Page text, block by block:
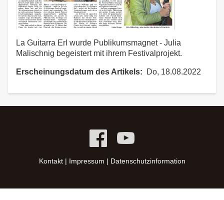
La Guitarra Erl wurde Publikumsmagnet - Julia
Malischnig begeistert mit ihrem Festivalprojekt.
Erscheinungsdatum des Artikels Do, 18.08.2022
Kontakt| Impressum | Datenschutzinformation